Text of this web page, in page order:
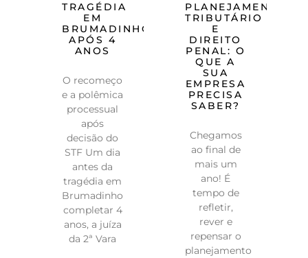
TRAGÉDIA
EM
BRUMADINHO
APÓS 4
ANOS
O recomeço
e a polêmica
processual
após
decisão do
STF Um dia
antes da
tragédia em
Brumadinho
completar 4
anos, a juíza
da 2ª Vara
PLANEJAMENTO
TRIBUTÁRIO
E
DIREITO
PENAL: O
QUE A
SUA
EMPRESA
PRECISA
SABER?
Chegamos
ao final de
mais um
ano! É
tempo de
refletir,
rever e
repensar o
planejamento